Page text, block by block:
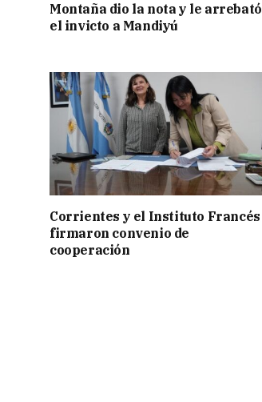
Montaña dio la nota y le arrebató
el invicto a Mandiyú
Corrientes y el Instituto Francés
firmaron convenio de
cooperación